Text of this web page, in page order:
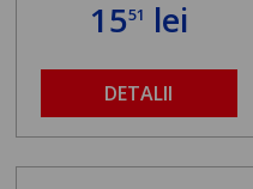
1551 lei
DETALII